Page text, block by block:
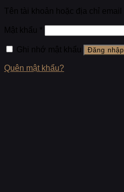
Tên tài khoản hoặc địa chỉ email
Mật khẩu
Ghi nhớ mật khẩu Đăng nhập
Quên mật khẩu?